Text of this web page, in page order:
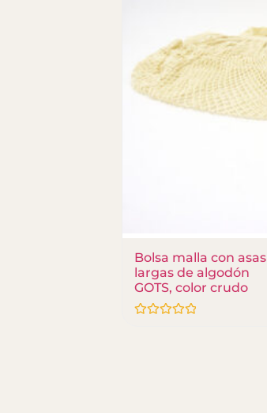
Bolsa malla con asas
largas de algodón
GOTS, color crudo